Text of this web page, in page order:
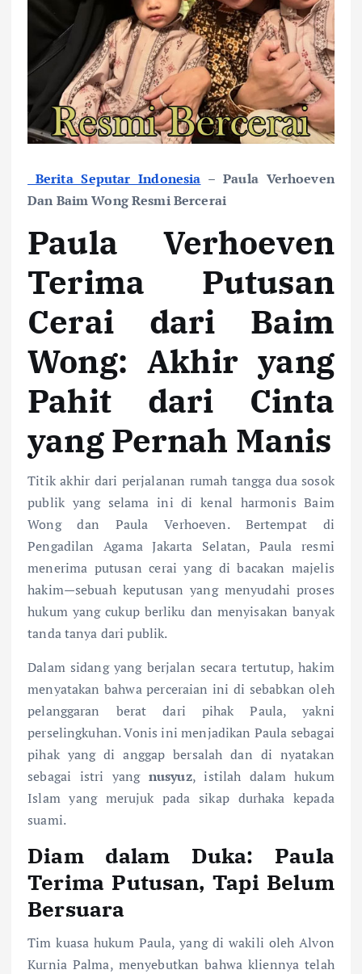
Berita Seputar Indonesia – Paula Verhoeven
Dan Baim Wong Resmi Bercerai
Paula Verhoeven
Terima Putusan
Cerai dari Baim
Wong: Akhir yang
Pahit dari Cinta
yang Pernah Manis
Titik akhir dari perjalanan rumah tangga dua sosok
publik yang selama ini di kenal harmonis Baim
Wong dan Paula Verhoeven. Bertempat di
Pengadilan Agama Jakarta Selatan, Paula resmi
menerima putusan cerai yang di bacakan majelis
hakim—sebuah keputusan yang menyudahi proses
hukum yang cukup berliku dan menyisakan banyak
tanda tanya dari publik.
Dalam sidang yang berjalan secara tertutup, hakim
menyatakan bahwa perceraian ini di sebabkan oleh
pelanggaran berat dari pihak Paula, yakni
perselingkuhan. Vonis ini menjadikan Paula sebagai
pihak yang di anggap bersalah dan di nyatakan
sebagai istri yang nusyuz, istilah dalam hukum
Islam yang merujuk pada sikap durhaka kepada
suami.
Diam dalam Duka: Paula
Terima Putusan, Tapi Belum
Bersuara
Tim kuasa hukum Paula, yang di wakili oleh Alvon
Kurnia Palma, menyebutkan bahwa kliennya telah